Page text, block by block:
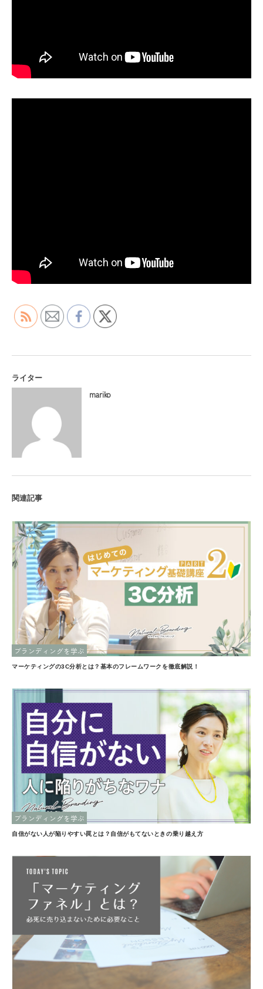
ライター
mariko
関連記事
ブランディングを学ぶ
マーケティングの3C分析とは？基本のフレームワークを徹底解説！
ブランディングを学ぶ
自信がない人が陥りやすい罠とは？自信がもてないときの乗り越え方